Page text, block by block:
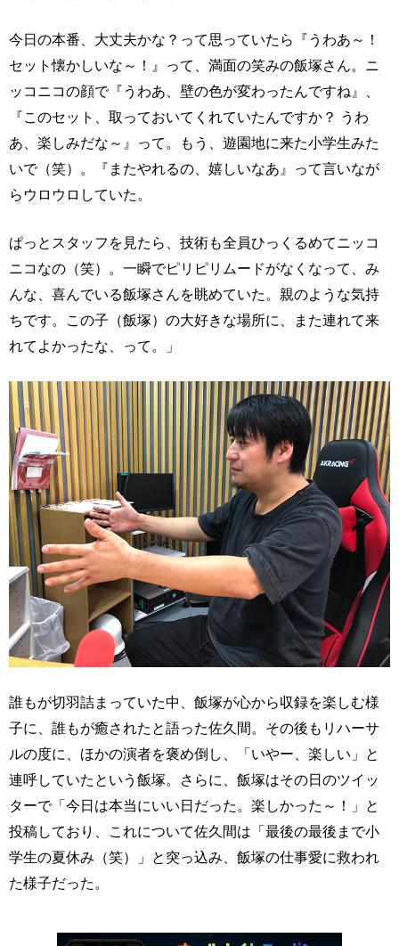
今日の本番、大丈夫かな？って思っていたら『うわあ～！
セット懐かしいな～！』って、満面の笑みの飯塚さん。ニ
ッコニコの顔で『うわあ、壁の色が変わったんですね』、
『このセット、取っておいてくれていたんですか？ うわ
あ、楽しみだな～』って。もう、遊園地に来た小学生みた
いで（笑）。『またやれるの、嬉しいなあ』って言いなが
らウロウロしていた。
ぱっとスタッフを見たら、技術も全員ひっくるめてニッコ
ニコなの（笑）。一瞬でピリピリムードがなくなって、み
んな、喜んでいる飯塚さんを眺めていた。親のような気持
ちです。この子（飯塚）の大好きな場所に、また連れて来
れてよかったな、って。」
誰もが切羽詰まっていた中、飯塚が心から収録を楽しむ様
子に、誰もが癒されたと語った佐久間。その後もリハーサ
ルの度に、ほかの演者を褒め倒し、「いやー、楽しい」と
連呼していたという飯塚。さらに、飯塚はその日のツイッ
ターで「今日は本当にいい日だった。楽しかった～！」と
投稿しており、これについて佐久間は「最後の最後まで小
学生の夏休み（笑）」と突っ込み、飯塚の仕事愛に救われ
た様子だった。